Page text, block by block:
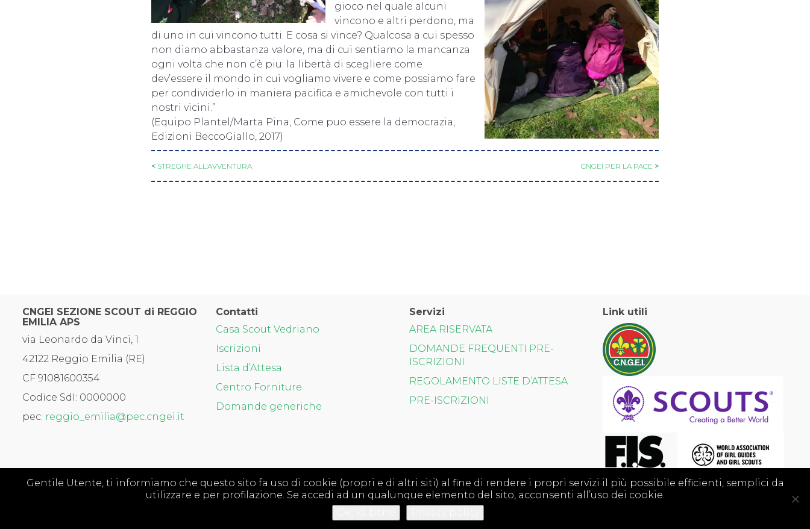
gioco nel quale alcuni
vincono e altri perdono, ma
di uno in cui vincono tutti. E cosa si vince? Qualcosa a cui spesso
non diamo abbastanza valore, ma di cui sentiamo la mancanza
ogni volta che non c’è piu: la libertà di scegliere come
dev’essere il mondo in cui vogliamo vivere e come possiamo fare
per condividerlo in maniera pacifica e amichevole con tutti i
nostri vicini.”
(Equipo Plantel/Marta Pina, Come puo essere la democrazia,
Edizioni BeccoGiallo, 2017)
< STREGHE ALL’AVVENTURA CNGEI PER LA PACE >
CNGEI SEZIONE SCOUT di REGGIO
EMILIA APS
via Leonardo da Vinci, 1
42122 Reggio Emilia (RE)
CF 91081600354
Codice SdI: 0000000
pec: reggio_emilia@pec.cngei.it
Contatti
Casa Scout Vedriano
Iscrizioni
Lista d’Attesa
Centro Forniture
Domande generiche
Servizi
AREA RISERVATA
DOMANDE FREQUENTI PRE-
ISCRIZIONI
REGOLAMENTO LISTE D’ATTESA
PRE-ISCRIZIONI
Link utili
Gentile Utente, ti informiamo che questo sito fa uso di cookie (propri e di altri siti) al fine di rendere i propri servizi il più possibile efficienti, semplici da
utilizzare e per profilazione. Se accedi ad un qualunque elemento del sito, acconsenti all’uso dei cookie.